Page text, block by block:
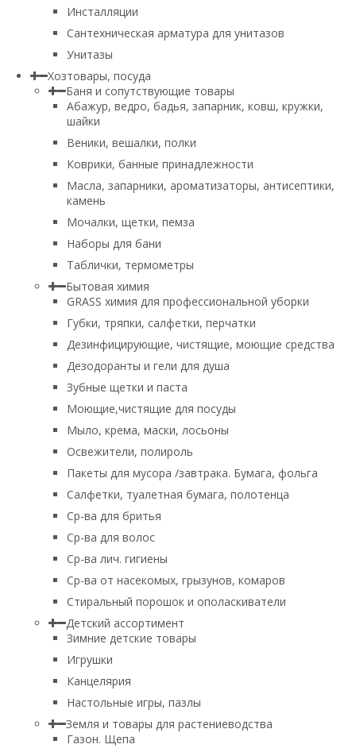
Инсталляции
Сантехническая арматура для унитазов
Унитазы
Хозтовары, посуда
Баня и сопутствующие товары
Абажур, ведро, бадья, запарник, ковш, кружки,
шайки
Веники, вешалки, полки
Коврики, банные принадлежности
Масла, запарники, ароматизаторы, антисептики,
камень
Мочалки, щетки, пемза
Наборы для бани
Таблички, термометры
Бытовая химия
GRASS химия для профессиональной уборки
Губки, тряпки, салфетки, перчатки
Дезинфицирующие, чистящие, моющие средства
Дезодоранты и гели для душа
Зубные щетки и паста
Моющие,чистящие для посуды
Мыло, крема, маски, лосьоны
Освежители, полироль
Пакеты для мусора /завтрака. Бумага, фольга
Салфетки, туалетная бумага, полотенца
Ср-ва для бритья
Ср-ва для волос
Ср-ва лич. гигиены
Ср-ва от насекомых, грызунов, комаров
Стиральный порошок и ополаскиватели
Детский ассортимент
Зимние детские товары
Игрушки
Канцелярия
Настольные игры, пазлы
Земля и товары для растениеводства
Газон. Щепа